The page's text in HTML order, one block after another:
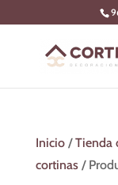
to
Inicio/Tienda
cortinas/